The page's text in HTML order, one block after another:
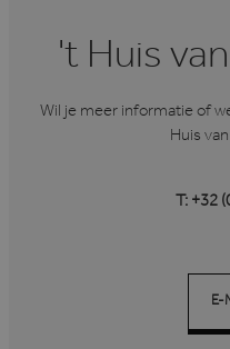
't Huis
Wil je meer informatie of
Huis
T: +32
E-